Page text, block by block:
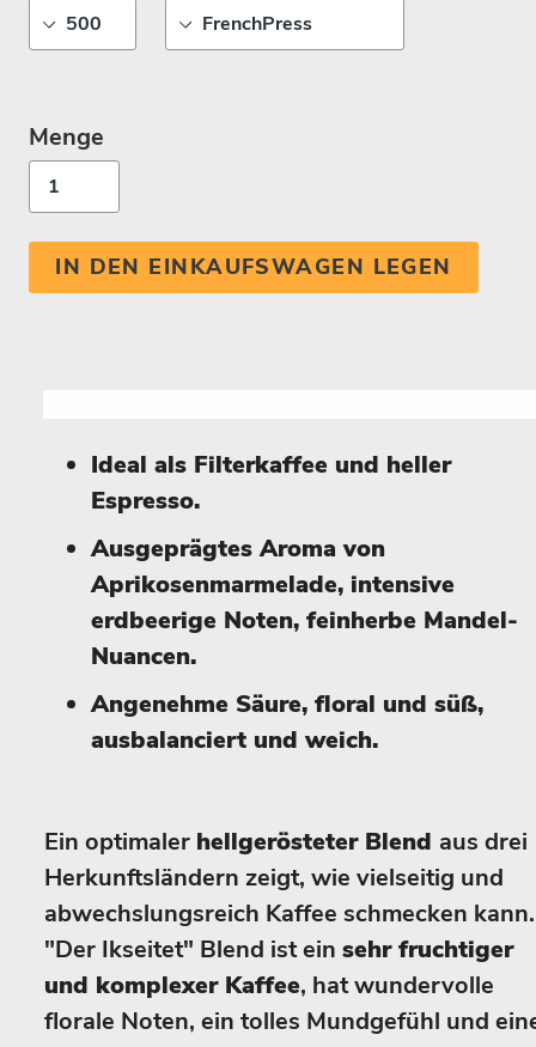
Menge
IN DEN EINKAUFSWAGEN LEGEN
Ideal als Filterkaffee und heller
Espresso.
Ausgeprägtes Aroma von
Aprikosenmarmelade, intensive
erdbeerige Noten, feinherbe Mandel-
Nuancen.
Angenehme Säure, floral und süß,
ausbalanciert und weich.
Ein optimaler hellgerösteter Blend aus drei
Herkunftsländern zeigt, wie vielseitig und
abwechslungsreich Kaffee schmecken kann.
"Der Ikseitet" Blend ist ein sehr fruchtiger
und komplexer Kaffee, hat wundervolle
florale Noten, ein tolles Mundgefühl und